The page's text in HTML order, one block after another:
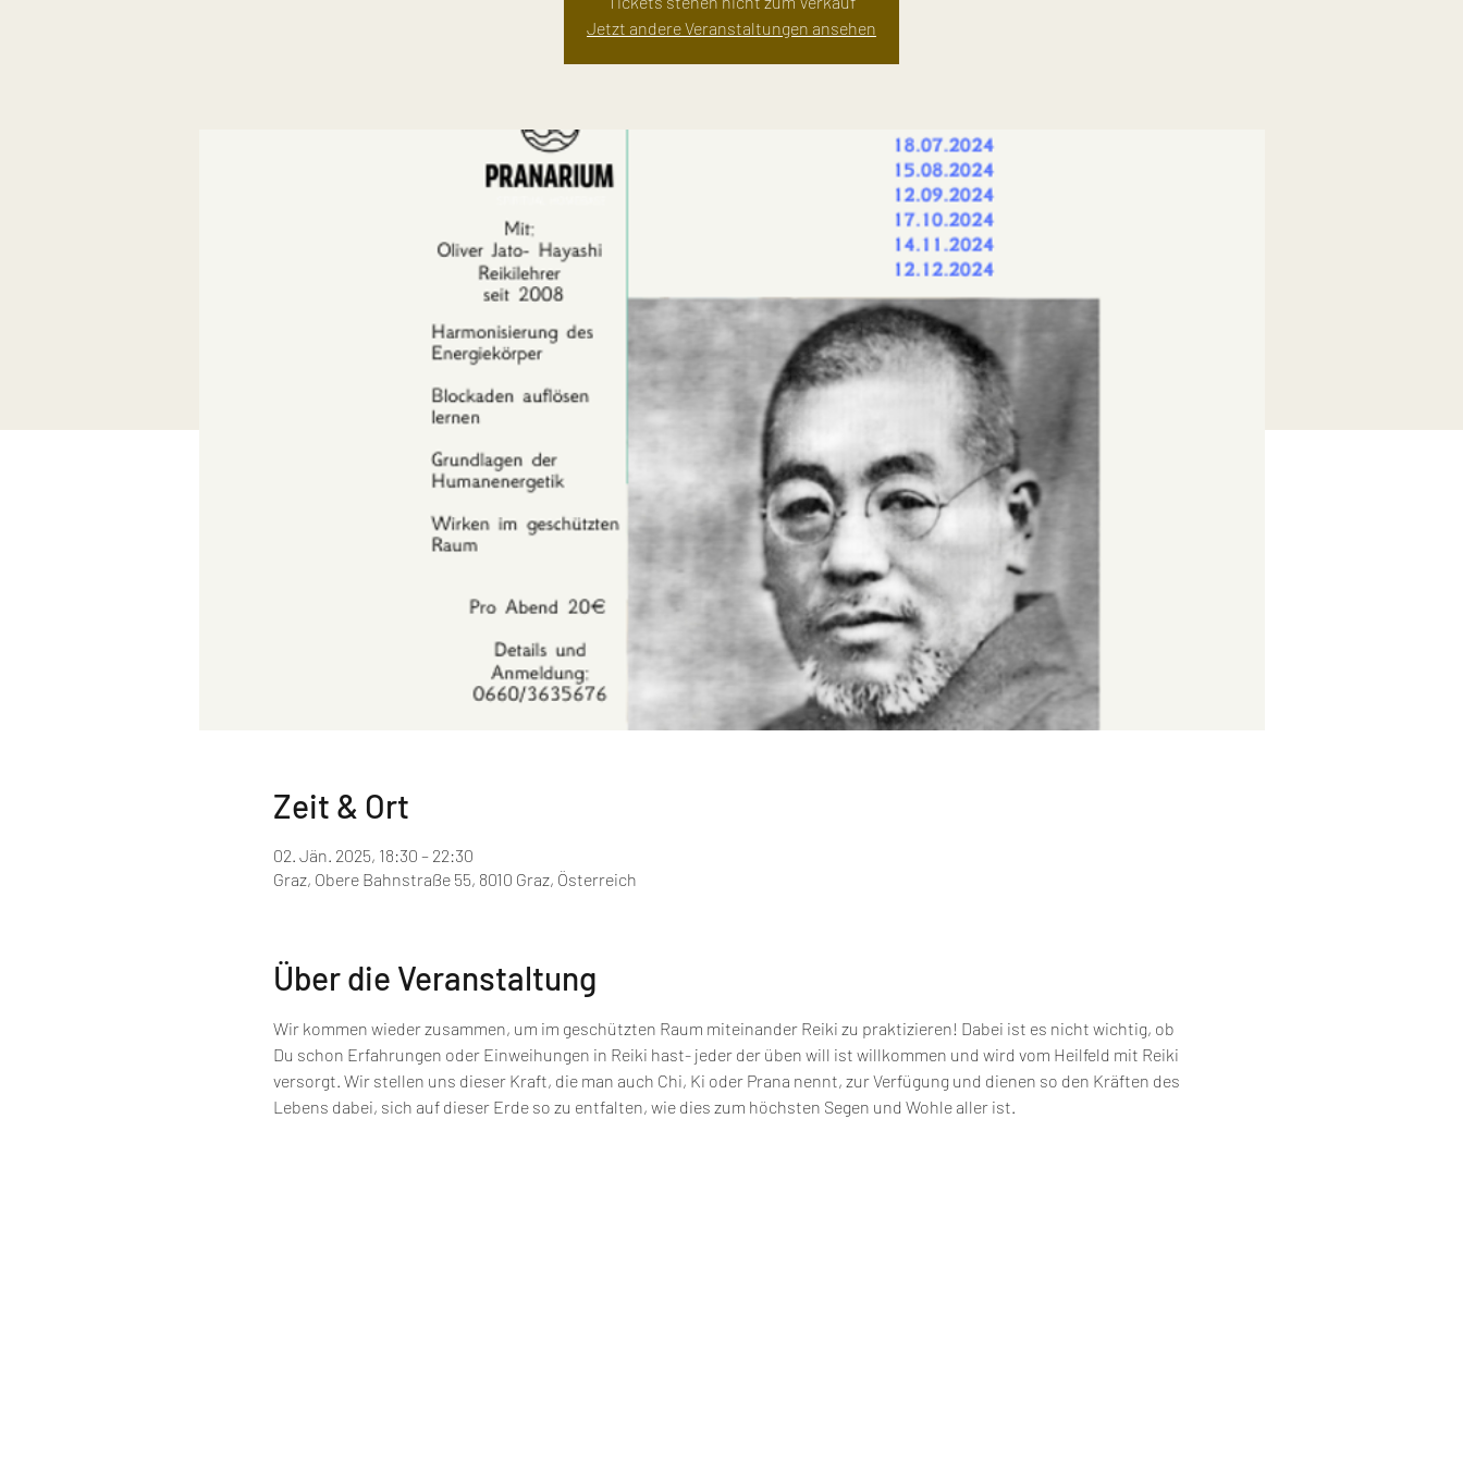
Jetzt andere Veranstaltungen ansehen
Zeit & Ort
02. Jän. 2025, 18:30 – 22:30
Graz, Obere Bahnstraße 55, 8010 Graz, Österreich
Über die Veranstaltung
Wir kommen wieder zusammen, um im geschützten Raum miteinander Reiki zu praktizieren! Dabei ist es nicht wichtig, ob
Du schon Erfahrungen oder Einweihungen in Reiki hast- jeder der üben will ist willkommen und wird vom Heilfeld mit Reiki
versorgt. Wir stellen uns dieser Kraft, die man auch Chi, Ki oder Prana nennt, zur Verfügung und dienen so den Kräften des
Lebens dabei, sich auf dieser Erde so zu entfalten, wie dies zum höchsten Segen und Wohle aller ist.